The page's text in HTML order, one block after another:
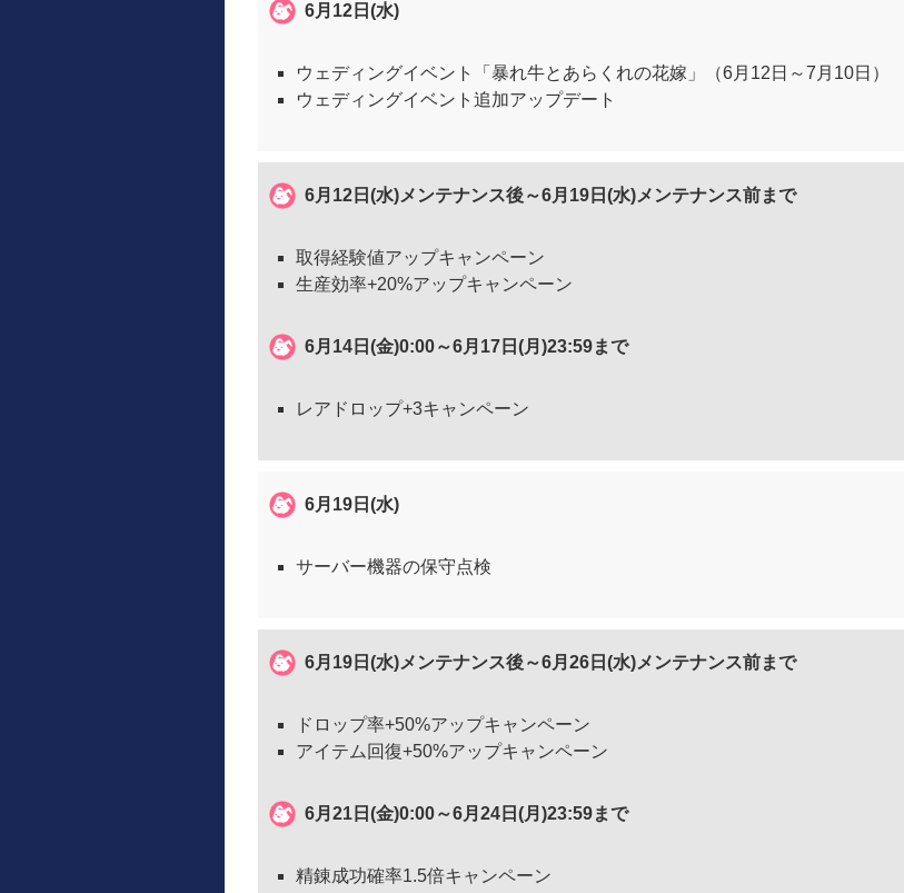
6月12日(水)
ウェディングイベント「暴れ牛とあらくれの花嫁」（6月12日～7月10日）
ウェディングイベント追加アップデート
6月12日(水)メンテナンス後～6月19日(水)メンテナンス前まで
取得経験値アップキャンペーン
生産効率+20%アップキャンペーン
6月14日(金)0:00～6月17日(月)23:59まで
レアドロップ+3キャンペーン
6月19日(水)
サーバー機器の保守点検
6月19日(水)メンテナンス後～6月26日(水)メンテナンス前まで
ドロップ率+50%アップキャンペーン
アイテム回復+50%アップキャンペーン
6月21日(金)0:00～6月24日(月)23:59まで
精錬成功確率1.5倍キャンペーン